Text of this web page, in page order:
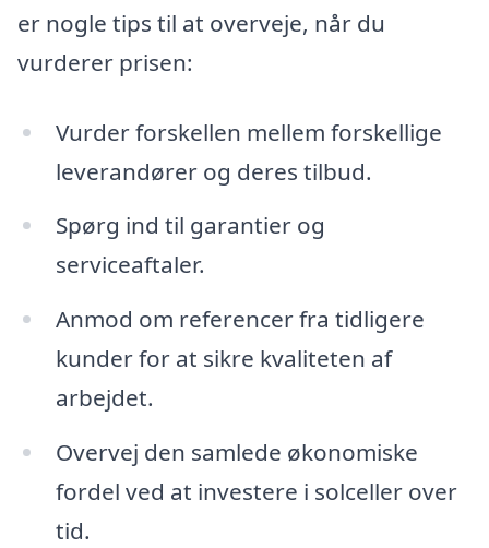
er nogle tips til at overveje, når du
vurderer prisen:
Vurder forskellen mellem forskellige
leverandører og deres tilbud.
Spørg ind til garantier og
serviceaftaler.
Anmod om referencer fra tidligere
kunder for at sikre kvaliteten af
arbejdet.
Overvej den samlede økonomiske
fordel ved at investere i solceller over
tid.